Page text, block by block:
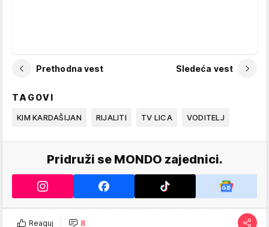
Prethodna vest Sledeća vest
TAGOVI
KIM KARDAŠIJAN RIJALITI TV LICA VODITELJ
Pridruži se MONDO zajednici.
Reaguj 8